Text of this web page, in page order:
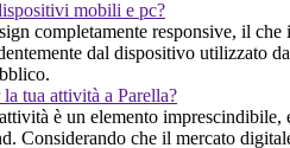
mobili e pc?
completamente responsive, il
dal dispositivo utilizzato
tua attività a Parella?
è un elemento
che il mercato